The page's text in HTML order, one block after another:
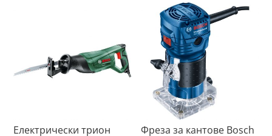
Електрически трион
Фреза за кантове Bosch